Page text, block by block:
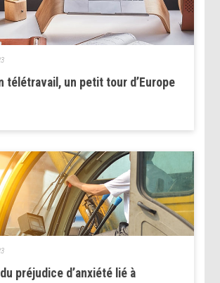
télétravail, un petit tour d’Europe
préjudice d’anxiété lié à